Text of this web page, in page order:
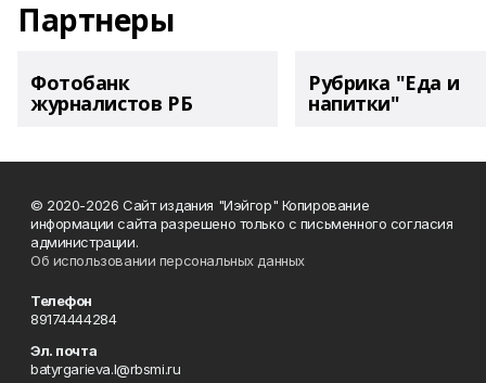
Партнеры
Фотобанк
журналистов РБ
Рубрика "Еда и
напитки"
© 2020-2026 Сайт издания "Иэйгор" Копирование
информации сайта разрешено только с письменного согласия
администрации.
Об использовании персональных данных
Телефон
89174444284
Эл. почта
batyrgarieva.l@rbsmi.ru